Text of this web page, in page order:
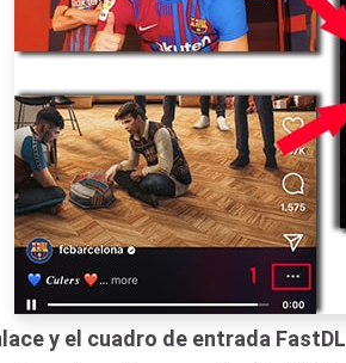
y el cuadro de entrada FastDL